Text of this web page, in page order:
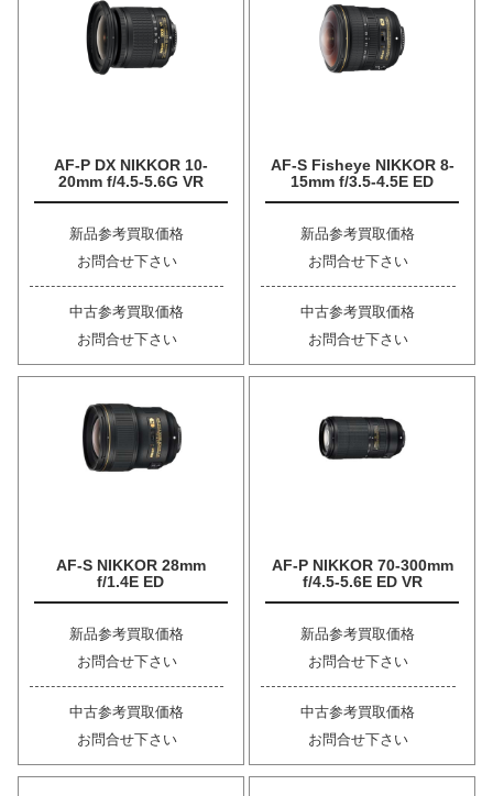
AF-P DX NIKKOR 10-
20mm f/4.5-5.6G VR
新品参考買取価格
お問合せ下さい
中古参考買取価格
お問合せ下さい
AF-S Fisheye NIKKOR 8-
15mm f/3.5-4.5E ED
新品参考買取価格
お問合せ下さい
中古参考買取価格
お問合せ下さい
AF-S NIKKOR 28mm
f/1.4E ED
新品参考買取価格
お問合せ下さい
中古参考買取価格
お問合せ下さい
AF-P NIKKOR 70-300mm
f/4.5-5.6E ED VR
新品参考買取価格
お問合せ下さい
中古参考買取価格
お問合せ下さい